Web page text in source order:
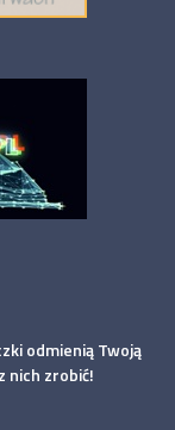
odmienią Twoją
nich zrobić!